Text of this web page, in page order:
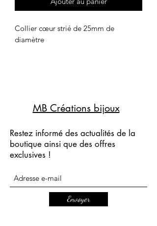
Collier cœur strié de 25mm de
diamètre
MB Créations bijoux
Restez informé des actualités de la
boutique ainsi que des offres
exclusives !
Envoyer